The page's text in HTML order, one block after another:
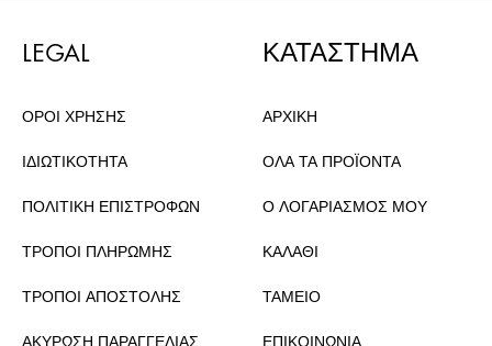
LEGAL
ΟΡΟΙ ΧΡΗΣΗΣ
ΙΔΙΩΤΙΚΟΤΗΤΑ
ΠΟΛΙΤΙΚΗ ΕΠΙΣΤΡΟΦΩΝ
ΤΡΟΠΟΙ ΠΛΗΡΩΜΗΣ
ΤΡΟΠΟΙ ΑΠΟΣΤΟΛΗΣ
ΑΚΥΡΩΣΗ ΠΑΡΑΓΓΕΛΙΑΣ
ΚΑΤΑΣΤΗΜΑ
ΑΡΧΙΚΗ
ΟΛΑ ΤΑ ΠΡΟΪΟΝΤΑ
Ο ΛΟΓΑΡΙΑΣΜΟΣ ΜΟΥ
ΚΑΛΑΘΙ
ΤΑΜΕΙΟ
ΕΠΙΚΟΙΝΩΝΙΑ